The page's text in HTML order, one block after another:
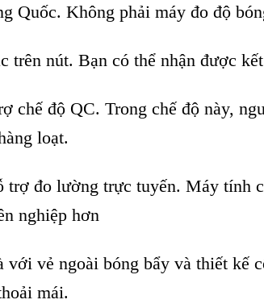
Quốc. Không phải máy đo độ b
trên nút. Bạn có thể nhận được
chế độ QC. Trong chế độ này,
àng loạt.
trợ đo lường trực tuyến. Máy tính
nghiệp hơn
với vẻ ngoài bóng bẩy và thiết kế c
mái.